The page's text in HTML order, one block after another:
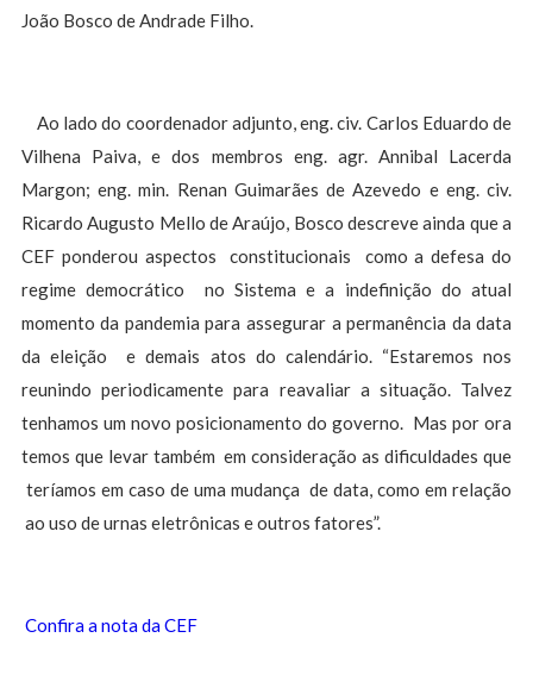
João Bosco de Andrade Filho.
Ao lado do coordenador adjunto, eng. civ. Carlos Eduardo de
Vilhena Paiva, e dos membros eng. agr. Annibal Lacerda
Margon; eng. min. Renan Guimarães de Azevedo e eng. civ.
Ricardo Augusto Mello de Araújo, Bosco descreve ainda que a
CEF ponderou aspectos constitucionais como a defesa do
regime democrático no Sistema e a indefinição do atual
momento da pandemia para assegurar a permanência da data
da eleição e demais atos do calendário. “Estaremos nos
reunindo periodicamente para reavaliar a situação. Talvez
tenhamos um novo posicionamento do governo. Mas por ora
temos que levar também em consideração as dificuldades que
teríamos em caso de uma mudança de data, como em relação
ao uso de urnas eletrônicas e outros fatores”.
Confira a nota da CEF